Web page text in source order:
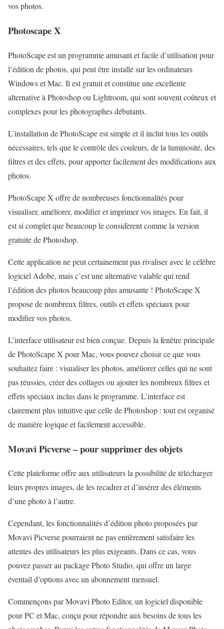
vos photos.
Photoscape X
PhotoScape est un programme amusant et facile d’utilisation pour
l’édition de photos, qui peut être installé sur les ordinateurs
Windows et Mac. Il est gratuit et constitue une excellente
alternative à Photoshop ou Lightroom, qui sont souvent coûteux et
complexes pour les photographes débutants.
L’installation de PhotoScape est simple et il inclut tous les outils
nécessaires, tels que le contrôle des couleurs, de la luminosité, des
filtres et des effets, pour apporter facilement des modifications aux
photos.
PhotoScape X offre de nombreuses fonctionnalités pour
visualiser, améliorer, modifier et imprimer vos images. En fait, il
est si complet que beaucoup le considèrent comme la version
gratuite de Photoshop.
Cette application ne peut certainement pas rivaliser avec le célèbre
logiciel Adobe, mais c’est une alternative valable qui rend
l’édition des photos beaucoup plus amusante ! PhotoScape X
propose de nombreux filtres, outils et effets spéciaux pour
modifier vos photos.
L’interface utilisateur est bien conçue. Depuis la fenêtre principale
de PhotoScape X pour Mac, vous pouvez choisir ce que vous
souhaitez faire : visualiser les photos, améliorer celles qui ne sont
pas réussies, créer des collages ou ajouter les nombreux filtres et
effets spéciaux inclus dans le programme. L’interface est
clairement plus intuitive que celle de Photoshop : tout est organisé
de manière logique et facilement accessible.
Movavi Picverse – pour supprimer des objets
Cette plateforme offre aux utilisateurs la possibilité de télécharger
leurs propres images, de les recadrer et d’insérer des éléments
d’une photo à l’autre.
Cependant, les fonctionnalités d’édition photo proposées par
Movavi Picverse pourraient ne pas entièrement satisfaire les
attentes des utilisateurs les plus exigeants. Dans ce cas, vous
pouvez passer au package Photo Studio, qui offre un large
éventail d’options avec un abonnement mensuel.
Commençons par Movavi Photo Editor, un logiciel disponible
pour PC et Mac, conçu pour répondre aux besoins de tous les